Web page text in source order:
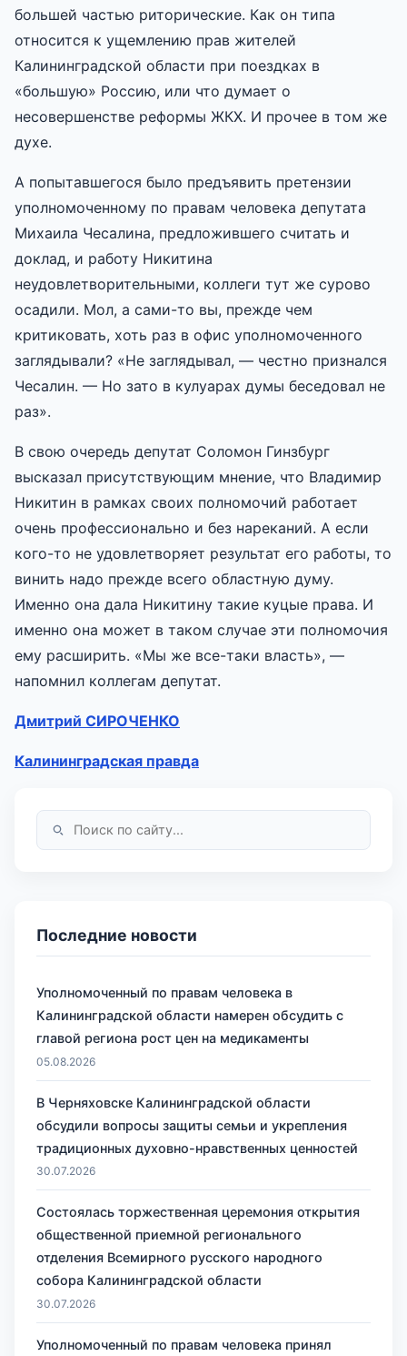
большей частью риторические. Как он типа
относится к ущемлению прав жителей
Калининградской области при поездках в
«большую» Россию, или что думает о
несовершенстве реформы ЖКХ. И прочее в том же
духе.
А попытавшегося было предъявить претензии
уполномоченному по правам человека депутата
Михаила Чесалина, предложившего считать и
доклад, и работу Никитина
неудовлетворительными, коллеги тут же сурово
осадили. Мол, а сами-то вы, прежде чем
критиковать, хоть раз в офис уполномоченного
заглядывали? «Не заглядывал, — честно признался
Чесалин. — Но зато в кулуарах думы беседовал не
раз».
В свою очередь депутат Соломон Гинзбург
высказал присутствующим мнение, что Владимир
Никитин в рамках своих полномочий работает
очень профессионально и без нареканий. А если
кого-то не удовлетворяет результат его работы, то
винить надо прежде всего областную думу.
Именно она дала Никитину такие куцые права. И
именно она может в таком случае эти полномочия
ему расширить. «Мы же все-таки власть», —
напомнил коллегам депутат.
Дмитрий СИРОЧЕНКО
Калининградская правда
Последние новости
Уполномоченный по правам человека в
Калининградской области намерен обсудить с
главой региона рост цен на медикаменты
05.08.2026
В Черняховске Калининградской области
обсудили вопросы защиты семьи и укрепления
традиционных духовно-нравственных ценностей
30.07.2026
Состоялась торжественная церемония открытия
общественной приемной регионального
отделения Всемирного русского народного
собора Калининградской области
30.07.2026
Уполномоченный по правам человека принял